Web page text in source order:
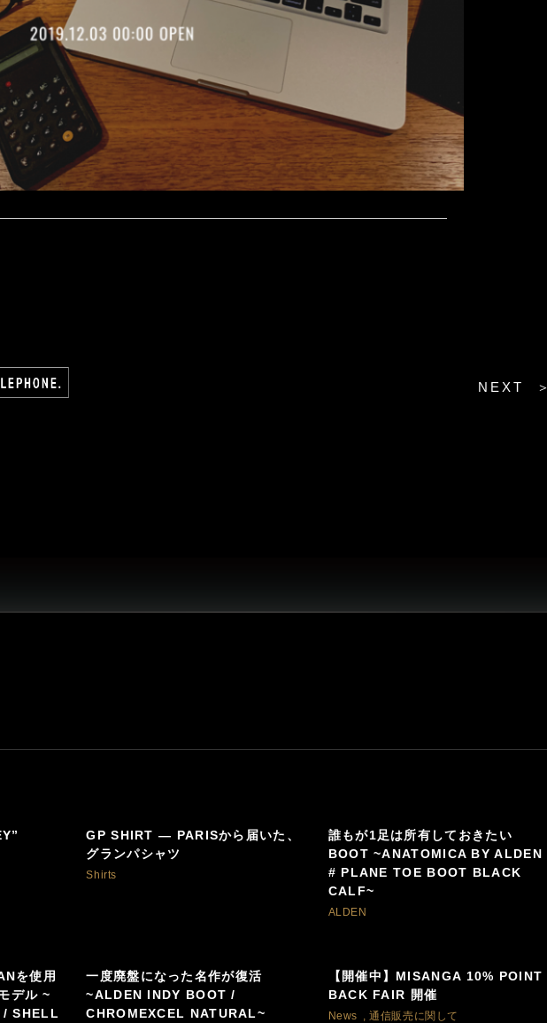
NEXT ＞
GP SHIRT — PARISから届いた、
グランパシャツ
Shirts
誰もが1足は所有しておきたい
BOOT ~ANATOMICA BY ALDEN
# PLANE TOE BOOT BLACK
CALF~
ALDEN
を使用
デル ~
SHELL
一度廃盤になった名作が復活
~ALDEN INDY BOOT /
CHROMEXCEL NATURAL~
【開催中】MISANGA 10% POINT
BACK FAIR 開催
News ,通信販売に関して